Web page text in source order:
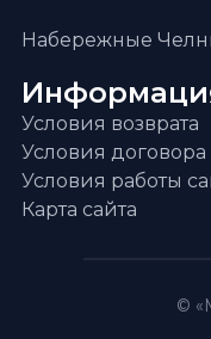
Условия возврата
Условия договора
Условия работы
Карта сайта
Набережные
©